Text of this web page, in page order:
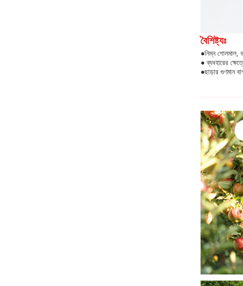
বৈশিষ্ট্যঃ
●নিম্ন গোলমাল,
● ব্যবহারের
●ছাড়ার গুণমান